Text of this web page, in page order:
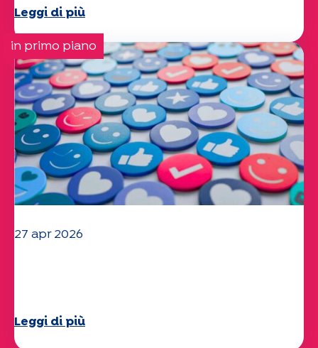
Leggi di più
in primo piano
27 apr 2026
Leggi di più